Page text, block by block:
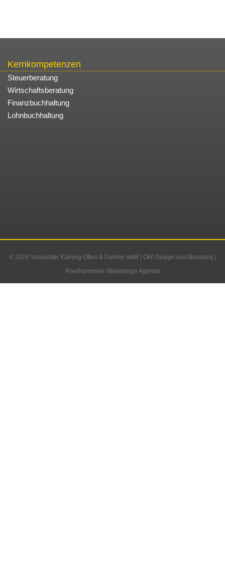
Kernkompetenzen
Steuerberatung
Wirtschaftsberatung
Finanzbuchhaltung
Lohnbuchhaltung
© 2026 Vosskötter Käming Otten & Partner mbB OH! Design und Beratung
Pixelharmonie Webdesign Agentur